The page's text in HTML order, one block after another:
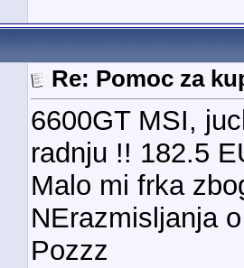
Re: Pomoc za
6600GT MSI,
radnju !! 182.5
Malo mi frka
NErazmisljanja
Pozzz